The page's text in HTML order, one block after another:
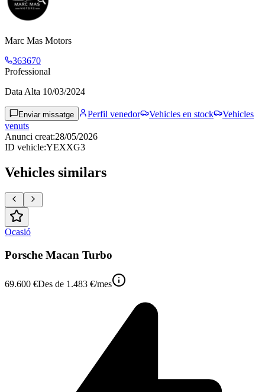
Marc Mas Motors
363670
Professional
Data Alta 10/03/2024
Enviar missatge Perfil venedor Vehicles en stock
Vehicles
venuts
Anunci creat:28/05/2026
ID vehicle:YEXXG3
Vehicles similars
Ocasió
Porsche Macan Turbo
69.600 €Des de 1.483 €/mes